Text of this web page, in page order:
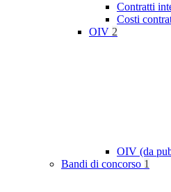
Contratti
Costi
OIV 2
OIV (da
Bandi di concorso 1